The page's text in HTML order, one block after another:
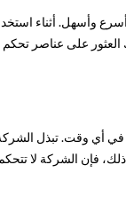
وأسهل. أثناء
العثور على عناصر
في أي وقت. تبذل
ذلك، فإن الشركة لا